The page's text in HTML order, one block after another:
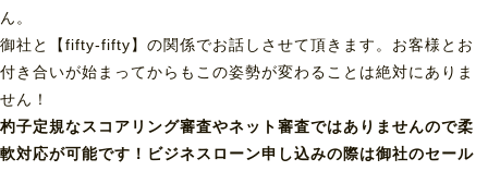
ん。
御社と【fifty-fifty】の関係でお話しさせて頂きます。お客様とお
付き合いが始まってからもこの姿勢が変わることは絶対にありま
せん！
杓子定規なスコアリング審査やネット審査ではありませんので柔
軟対応が可能です！ビジネスローン申し込みの際は御社のセール